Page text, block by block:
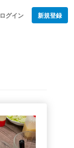
ログイン 新規登録